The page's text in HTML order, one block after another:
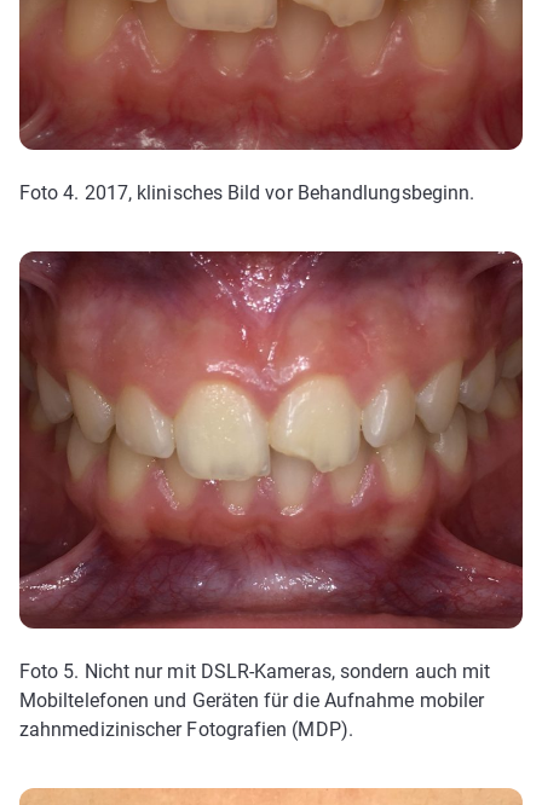
Foto 4. 2017, klinisches Bild vor Behandlungsbeginn.
Foto 5. Nicht nur mit DSLR-Kameras, sondern auch mit
Mobiltelefonen und Geräten für die Aufnahme mobiler
zahnmedizinischer Fotografien (MDP).